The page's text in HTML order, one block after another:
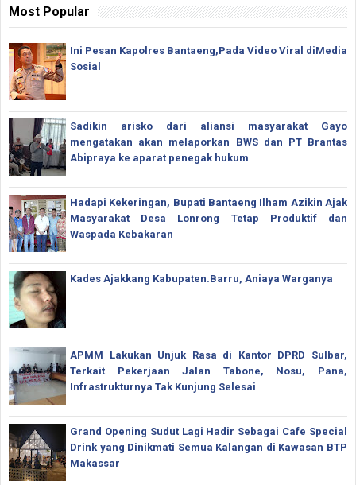
Most Popular
Ini Pesan Kapolres Bantaeng,Pada Video Viral diMedia
Sosial
Sadikin arisko dari aliansi masyarakat Gayo
mengatakan akan melaporkan BWS dan PT Brantas
Abipraya ke aparat penegak hukum
Hadapi Kekeringan, Bupati Bantaeng Ilham Azikin Ajak
Masyarakat Desa Lonrong Tetap Produktif dan
Waspada Kebakaran
Kades Ajakkang Kabupaten.Barru, Aniaya Warganya
APMM Lakukan Unjuk Rasa di Kantor DPRD Sulbar,
Terkait Pekerjaan Jalan Tabone, Nosu, Pana,
Infrastrukturnya Tak Kunjung Selesai
Grand Opening Sudut Lagi Hadir Sebagai Cafe Special
Drink yang Dinikmati Semua Kalangan di Kawasan BTP
Makassar